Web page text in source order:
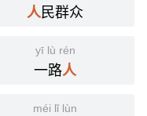
人民群众
yī lù rén
一路人
méi lǐ lùn